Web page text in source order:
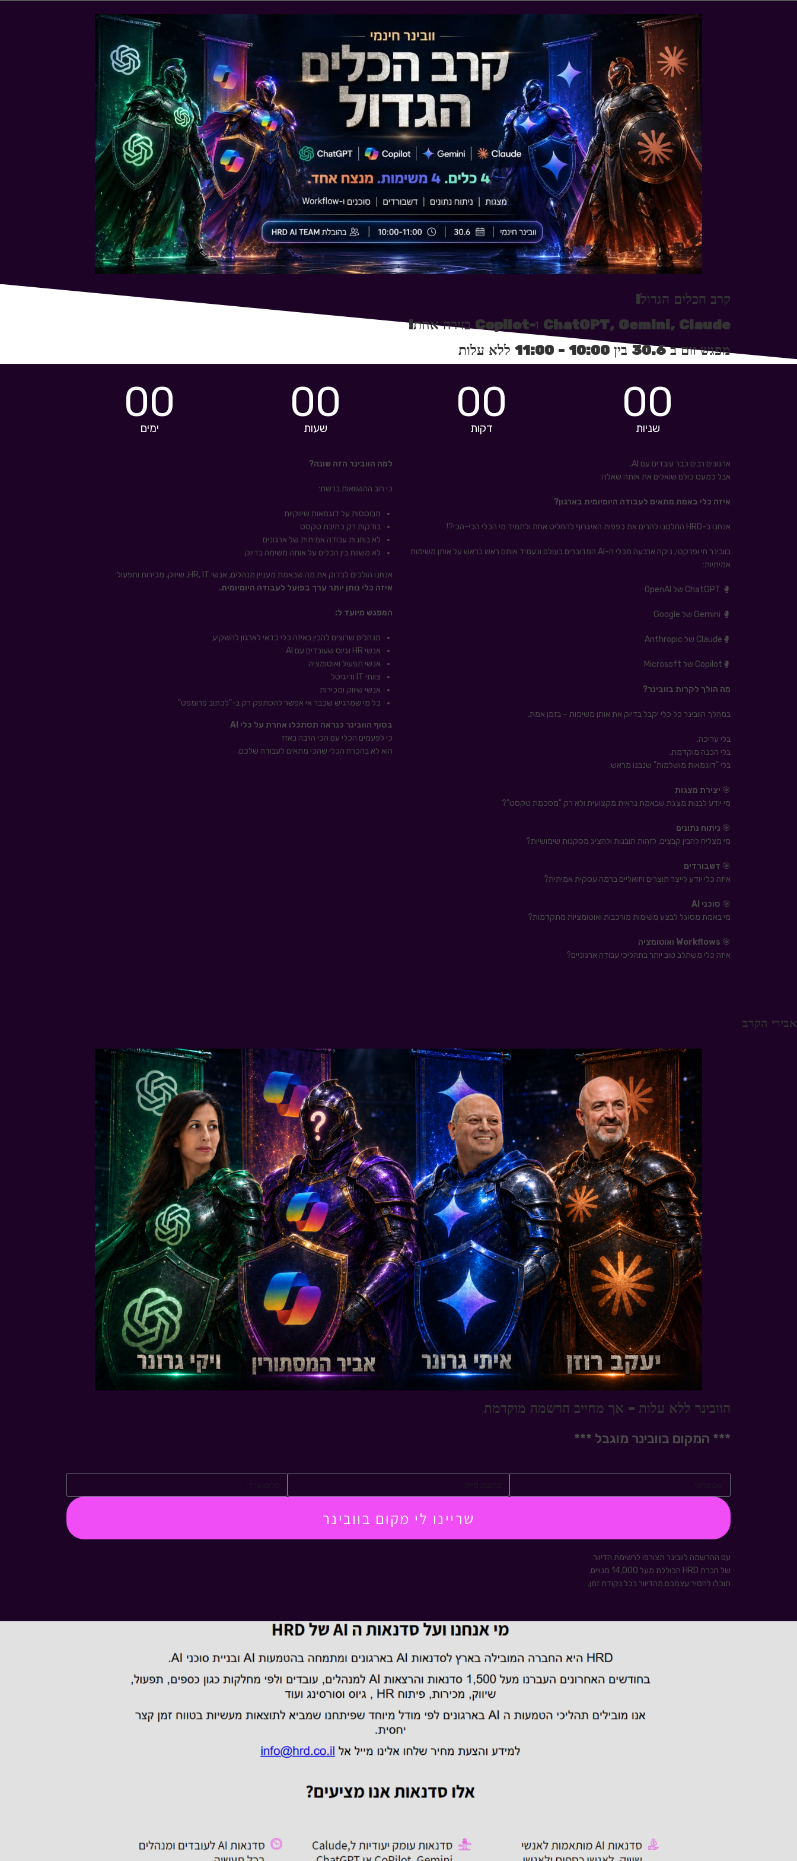
קרב הכלים הגדול!
ChatGPT, Gemini, Claude ו-Copilot בזירה אחת!
מפגש זום ב 30.6 בין 10:00 - 11:00 ללא עלות
00
ימים
00
שעות
00
דקות
00
שניות
ארגונים רבים כבר עובדים עם AI.
אבל כמעט כולם שואלים את אותה שאלה:
איזה כלי באמת מתאים לעבודה היומיומית בארגון?
אנחנו ב-HRD החלטנו להרים את כפפות האיגרוף להחליט אחת ולתמיד מי הכלי הכי-הכי?!
בוובינר חי ופרקטי, ניקח ארבעה מכלי ה-AI המדוברים בעולם ונעמיד אותם ראש בראש על אותן משימות
אמיתיות:
🥊 ChatGPT של OpenAI
🥊 Gemini של Google
🥊Claude של Anthropic
🥊Copilot של Microsoft
מה הולך לקרות בוובינר?
במהלך הוובינר כל כלי יקבל בדיוק את אותן משימות – בזמן אמת.
בלי עריכה.
בלי הכנה מוקדמת.
בלי "דוגמאות מושלמות" שנבנו מראש.
🎯 יצירת מצגות
מי יודע לבנות מצגת שבאמת נראית מקצועית ולא רק "מסכמת טקסט"?
🎯 ניתוח נתונים
מי מצליח להבין קבצים, לזהות תובנות ולהציג מסקנות שימושיות?
🎯 דשבורדים
איזה כלי יודע לייצר תוצרים ויזואליים ברמה עסקית אמיתית?
🎯 סוכני AI
מי באמת מסוגל לבצע משימות מורכבות ואוטומציות מתקדמות?
🎯
איזה כלי משתלב טוב יותר בתהליכי עבודה ארגוניים?
למה הוובינר הזה שונה?
כי רוב ההשוואות ברשת:
מבוססות על דוגמאות שיווקיות
בודקות רק כתיבת טקסט
לא בוחנות עבודה אמיתית של ארגונים
לא משוות בין הכלים על אותה משימה בדיוק
אנחנו הולכים לבדוק את מה שבאמת מעניין מנהלים, אנשי HR, IT, שיווק, מכירות ותפעול:
איזה כלי נותן יותר ערך בפועל לעבודה היומיומית.
המפגש מיועד ל:
מנהלים שרוצים להבין באיזה כלי כדאי לארגון להשקיע
אנשי HR וגיוס שעובדים עם AI
אנשי תפעול ואוטומציה
צוותי IT ודיגיטל
אנשי שיווק ומכירות
כל מי שמרגיש שכבר אי אפשר להסתפק רק ב-"לכתוב פרומפט"
בסוף הוובינר כנראה תסתכלו אחרת על כלי AI
כי לפעמים הכלי עם הכי הרבה באזז
הוא לא בהכרח הכלי שהכי מתאים לעבודה שלכם.
אבירי הקרב
הוובינר ללא עלות - אך מחייב הרשמה מוקדמת
*** המקום בוובינר מוגבל ***
שריינו לי מקום בוובינר
עם ההרשמה לוובינר תצורפו לרשימת הדיוור
של חברת HRD הכוללת מעל 14,000 מנויים.
תוכלו להסיר עצמכם מהדיוור בכל נקודת זמן.